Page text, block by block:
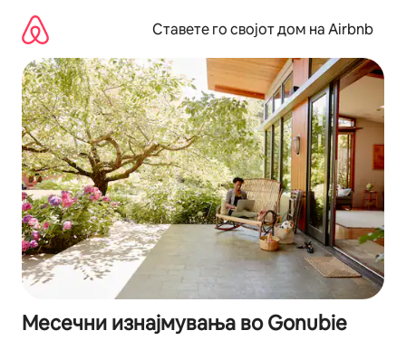
содржина
Ставете го својот дом на Airbnb
Месечни изнајмувања во Gonubie